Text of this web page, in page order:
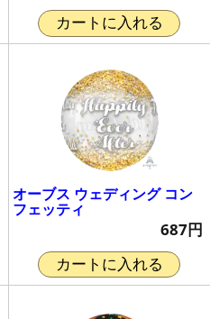
カートに入れる
オーブス ウェディング コン
フェッティ
687円
カートに入れる